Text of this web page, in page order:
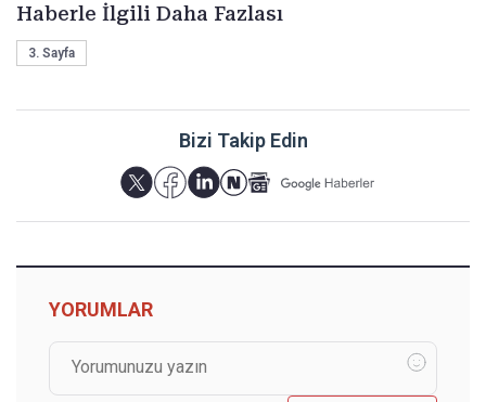
Haberle İlgili Daha Fazlası
3. Sayfa
Bizi Takip Edin
YORUMLAR